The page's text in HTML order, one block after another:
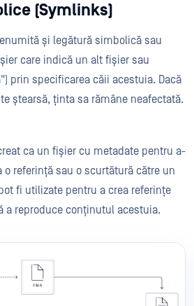
(Symlinks)
și legătură simbolică sau
care indică un alt fișier sau
prin specificarea căii acestuia. Dacă
ștearsă, ținta sa rămâne neafectată.
ca un fișier cu metadate pentru a-
o referință sau o scurtătură către un
fi utilizate pentru a crea referințe
a reproduce conținutul acestuia.